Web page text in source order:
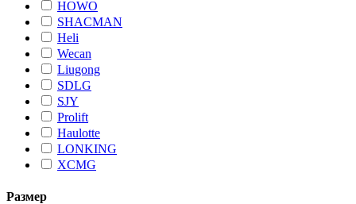
HOWO
SHACMAN
Heli
Wecan
Liugong
SDLG
SJY
Prolift
Haulotte
LONKING
XCMG
Размер